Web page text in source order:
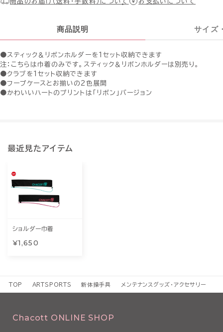
商品説明 サイズ
●スティック＆リボンホルダーを1セット収納できます
注：こちらは巾着のみです。スティック＆リボンホルダーは別売り。
●クラブを1セット収納できます
●フープケースとお揃いの2色展開
●かわいいハートのプリントは「リボン」バージョン
最近見たアイテム
ショルダー巾着
¥1,650
TOP ARTSPORTS 新体操手具 メンテナンスグッズ・アクセサリー
Chacott ONLINE SHOP